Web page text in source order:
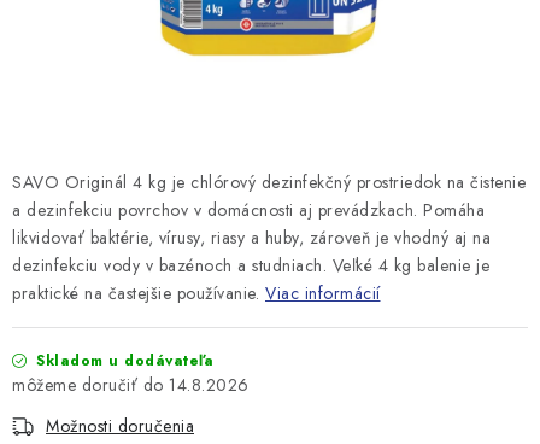
SAVO Originál 4 kg je chlórový dezinfekčný prostriedok na čistenie
a dezinfekciu povrchov v domácnosti aj prevádzkach. Pomáha
likvidovať baktérie, vírusy, riasy a huby, zároveň je vhodný aj na
dezinfekciu vody v bazénoch a studniach. Veľké 4 kg balenie je
praktické na častejšie používanie. Viac informácií
Skladom u dodávateľa
14.8.2026
Možnosti doručenia